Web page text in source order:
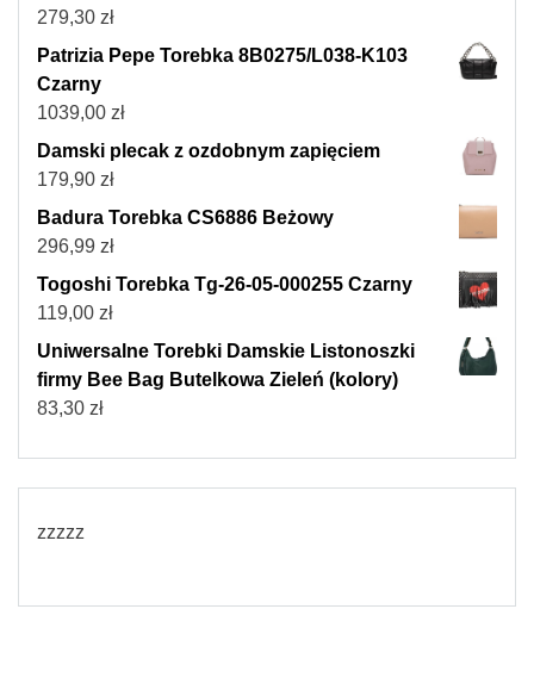
279,30 zł
Patrizia Pepe Torebka 8B0275/L038-K103
Czarny
1039,00 zł
Damski plecak z ozdobnym zapięciem
179,90 zł
Badura Torebka CS6886 Beżowy
296,99 zł
Togoshi Torebka Tg-26-05-000255 Czarny
119,00 zł
Uniwersalne Torebki Damskie Listonoszki
firmy Bee Bag Butelkowa Zieleń (kolory)
83,30 zł
zzzzz